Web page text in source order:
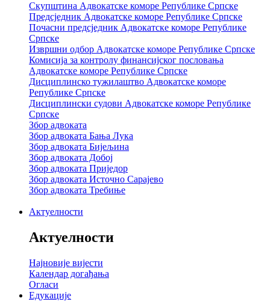
Скупштина Адвокатске коморе Републике Српске
Предсједник Адвокатске коморе Републике Српске
Почасни предсједник Адвокатске коморе Републике
Српске
Извршни одбор Адвокатске коморе Републике Српске
Комисија за контролу финансијског пословања
Адвокатске коморе Републике Српске
Дисциплинско тужилаштво Адвокатске коморе
Републике Српске
Дисциплински судови Адвокатске коморе Републике
Српске
Збор адвоката
Збор адвоката Бања Лука
Збор адвоката Бијељина
Збор адвоката Добој
Збор адвоката Приједор
Збор адвоката Источно Сарајево
Збор адвоката Требиње
Актуелности
Актуелности
Најновије вијести
Календар догађања
Огласи
Едукације